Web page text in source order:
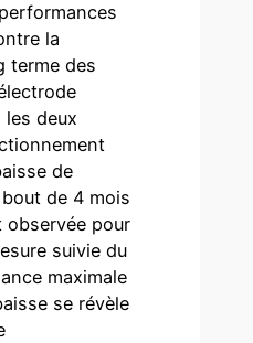
la
terme des
les deux
de
de 4 mois
observée pour
suivie du
maximale
se révèle